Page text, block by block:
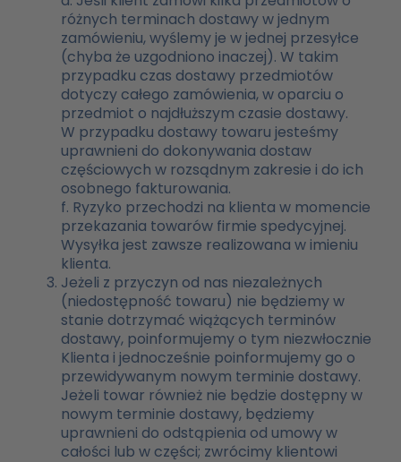
różnych terminach dostawy w jednym
zamówieniu, wyślemy je w jednej przesyłce
(chyba że uzgodniono inaczej). W takim
przypadku czas dostawy przedmiotów
dotyczy całego zamówienia, w oparciu o
przedmiot o najdłuższym czasie dostawy.
W przypadku dostawy towaru jesteśmy
uprawnieni do dokonywania dostaw
częściowych w rozsądnym zakresie i do ich
osobnego fakturowania.
f. Ryzyko przechodzi na klienta w momencie
przekazania towarów firmie spedycyjnej.
Wysyłka jest zawsze realizowana w imieniu
klienta.
Jeżeli z przyczyn od nas niezależnych
(niedostępność towaru) nie będziemy w
stanie dotrzymać wiążących terminów
dostawy, poinformujemy o tym niezwłocznie
Klienta i jednocześnie poinformujemy go o
przewidywanym nowym terminie dostawy.
Jeżeli towar również nie będzie dostępny w
nowym terminie dostawy, będziemy
uprawnieni do odstąpienia od umowy w
całości lub w części; zwrócimy klientowi